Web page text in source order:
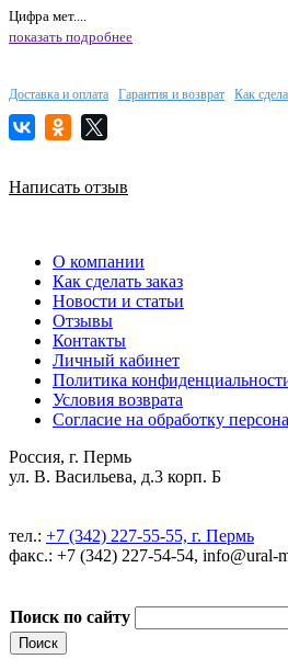
Цифра мет....
показать подробнее
Доставка и оплата Гарантия и возврат Как
Написать отзыв
О компании
Как сделать заказ
Новости и статьи
Отзывы
Контакты
Личный кабинет
Политика
Условия возврата
Согласие на обработку
Россия, г. Пермь
ул. В. Васильева, д.3 корп. Б
тел.: +7 (342) 227-55-55, г. Пермь
факс.: +7 (342) 227-54-54, info@ural-
Поиск по сайту